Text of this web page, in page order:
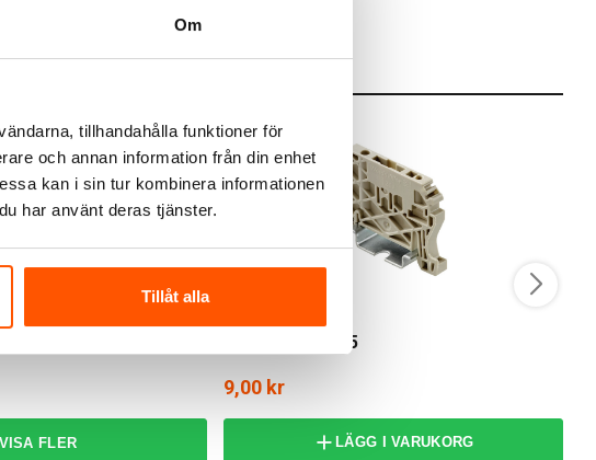
Om
tillhandahålla funktioner för
och annan information från din enhet
kan i sin tur kombinera informationen
har använt deras tjänster.
Tillåt alla
Ändstöd ZEW 35
9,00 kr
LÄGG I VARUKORG